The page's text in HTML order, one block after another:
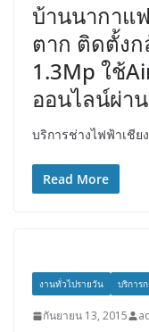
บ้านนากาแ
ตาก ติดตั้งก
1.3Mp ใช้
ออนไลน์ผ่า
บริการช่างไฟฟ้าเชียง
Read More
งานทั่วไปรายวัน บริการ
กันยายน 13, 2015